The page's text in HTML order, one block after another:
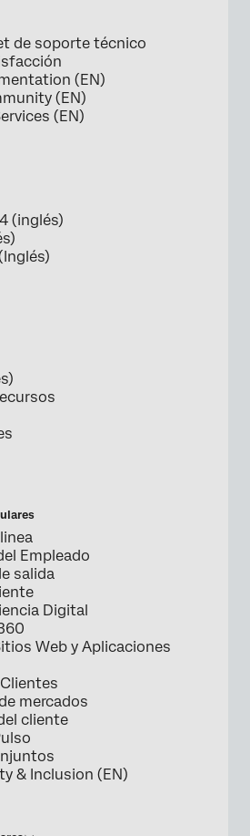
de soporte técnico
(EN)
(EN)
(EN)
(inglés)
Empleado
salida
Digital
Web y Aplicaciones
mercados
cliente
& Inclusion (EN)